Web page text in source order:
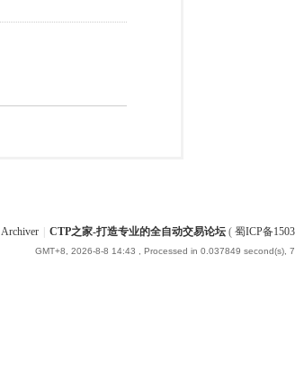
Archiver CTP之家-打造专业的全自动交易论坛 ( 蜀ICP备
GMT+8, 2026-8-8 14:43 , Processed in 0.037849 second(s), 7